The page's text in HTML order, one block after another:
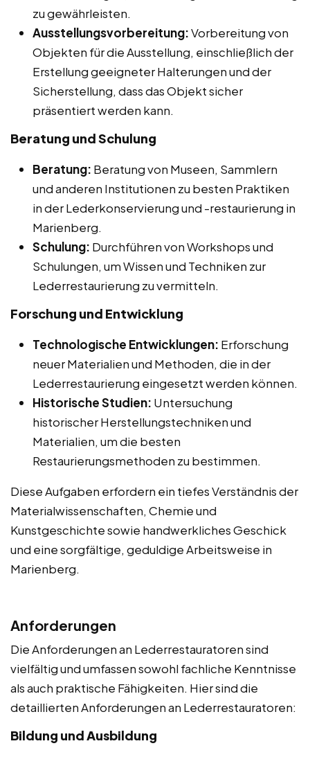
zu gewährleisten.
Ausstellungsvorbereitung:Vorbereitung von
Objekten für die Ausstellung, einschließlich der
Erstellung geeigneter Halterungen und der
Sicherstellung, dass das Objekt sicher
präsentiert werden kann.
Beratung und Schulung
Beratung: Beratung von Museen, Sammlern
und anderen Institutionen zu besten Praktiken
in der Lederkonservierung und -restaurierung in
Marienberg.
Schulung: Durchführen von Workshops und
Schulungen, um Wissen und Techniken zur
Lederrestaurierung zu vermitteln.
Forschung und Entwicklung
Technologische Entwicklungen: Erforschung
neuer Materialien und Methoden, die in der
Lederrestaurierung eingesetzt werden können.
Historische Studien: Untersuchung
historischer Herstellungstechniken und
Materialien, um die besten
Restaurierungsmethoden zu bestimmen.
Diese Aufgaben erfordern ein tiefes Verständnis der
Materialwissenschaften, Chemie und
Kunstgeschichte sowie handwerkliches Geschick
und eine sorgfältige, geduldige Arbeitsweise in
Marienberg.
Anforderungen
Die Anforderungen an Lederrestauratoren sind
vielfältig und umfassen sowohl fachliche Kenntnisse
als auch praktische Fähigkeiten. Hier sind die
detaillierten Anforderungen an Lederrestauratoren:
Bildung und Ausbildung